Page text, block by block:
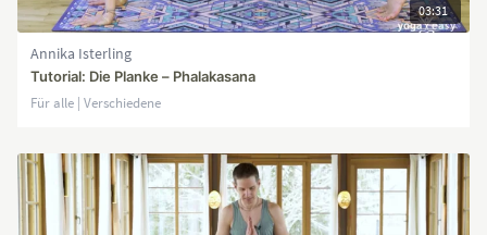
03:31
Annika Isterling
Tutorial: Die Planke – Phalakasana
Für alle | Verschiedene